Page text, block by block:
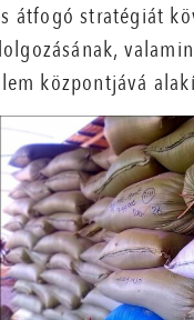
átfogó stratégiát
központjává